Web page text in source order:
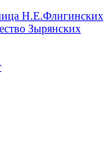
Н.Е.Флигинских
Зырянских